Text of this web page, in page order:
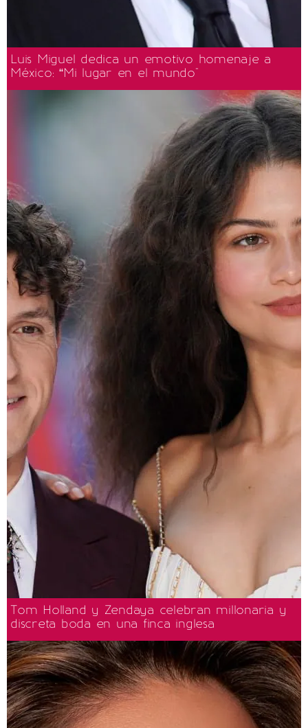
Luis Miguel dedica un emotivo homenaje a
México: “Mi lugar en el mundo"
Tom Holland y Zendaya celebran millonaria y
discreta boda en una finca inglesa